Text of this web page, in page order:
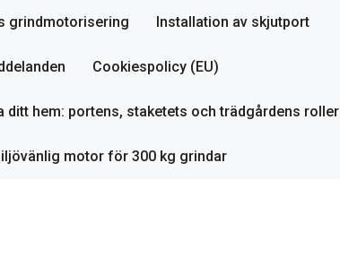
grindmotorisering Installation av skjutport
Cookiespolicy (EU)
ditt hem: portens, staketets och trädgårdens roller
motor för 300 kg grindar